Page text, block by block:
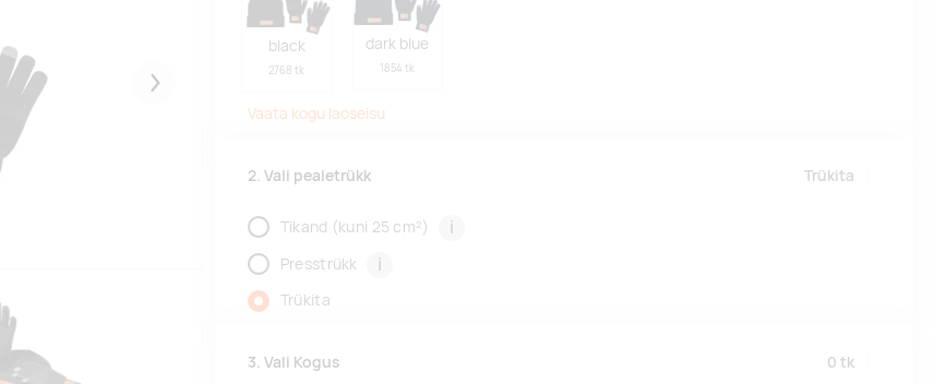
Järgmised
black
2768 tk
dark blue
1854 tk
Vaata kogu laoseisu
2. Vali pealetrükk Trükita
Tikand (kuni 25 cm²) i
Presstrükk i
Trükita
3. Vali Kogus 0 tk